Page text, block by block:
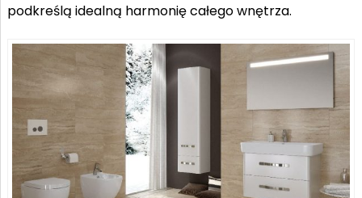
podkreślą idealną harmonię całego wnętrza.